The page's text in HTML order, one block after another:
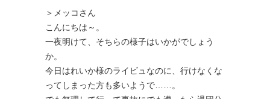
＞メッコさん
こんにちは～。
一夜明けて、そちらの様子はいかがでしょう
か。
今日はれいか様のライビュなのに、行けなくな
ってしまった方も多いようで……。